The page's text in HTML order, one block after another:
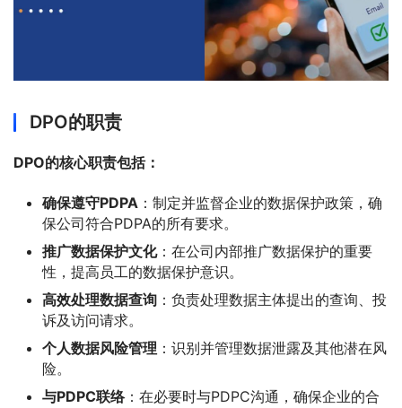
DPO的职责
DPO的核心职责包括：
确保遵守PDPA ：制定并监督企业的数据保护政策，确
保公司符合PDPA的所有要求。
推广数据保护文化：在公司内部推广数据保护的重要
性，提高员工的数据保护意识。
高效处理数据查询 ：负责处理数据主体提出的查询、投
诉及访问请求。
个人数据风险管理 ：识别并管理数据泄露及其他潜在风
险。
与PDPC联络：在必要时与PDPC沟通，确保企业的合